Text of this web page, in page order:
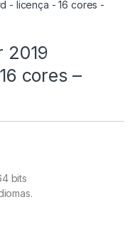
2019
cores –
bits